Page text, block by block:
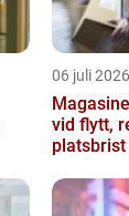
06 juli 2026
vid flytt,
platsbrist